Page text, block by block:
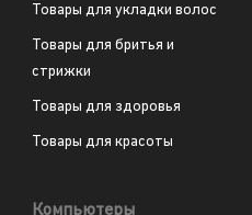
Товары для укладки волос
Товары для бритья и
стрижки
Товары для здоровья
Товары для красоты
Компьютеры